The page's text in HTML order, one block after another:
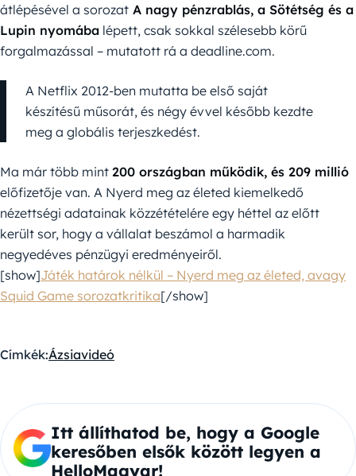
átlépésével a sorozat A nagy pénzrablás, a Sötétség és a
Lupin nyomába lépett, csak sokkal szélesebb körű
forgalmazással – mutatott rá a deadline.com.
A Netflix 2012-ben mutatta be első saját
készítésű műsorát, és négy évvel később kezdte
meg a globális terjeszkedést.
Ma már több mint 200 országban működik, és 209 millió
előfizetője van. A Nyerd meg az életed kiemelkedő
nézettségi adatainak közzétételére egy héttel az előtt
került sor, hogy a vállalat beszámol a harmadik
negyedéves pénzügyi eredményeiről.
[show]Játék határok nélkül – Nyerd meg az életed, avagy
Squid Game sorozatkritika[/show]
Címkék:Ázsiavideó
Itt állíthatod be, hogy a Google
keresőben elsők között legyen a
HelloMagyar!